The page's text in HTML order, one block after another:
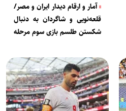
آمار و ارقام دیدار ایران و مصر/
قلعه‌نویی و شاگردان به دنبال
شکستن طلسم بازی سوم مرحله